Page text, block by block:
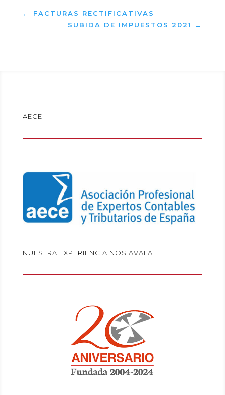
← FACTURAS RECTIFICATIVAS
SUBIDA DE IMPUESTOS 2021
→
AECE
NUESTRA EXPERIENCIA NOS AVALA